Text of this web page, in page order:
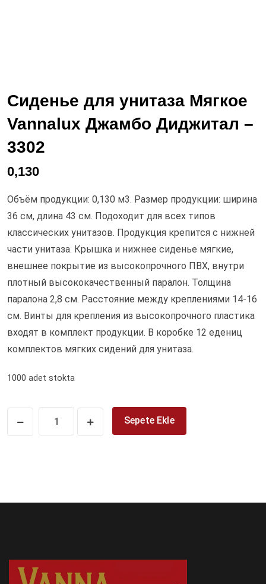
Сиденье для унитаза Мягкое
Vannalux Джамбо Диджитал –
3302
0,130
Объём продукции: 0,130 м3. Размер продукции: ширина
36 см, длина 43 см. Подоходит для всех типов
классических унитазов. Продукция крепится с нижней
части унитаза. Крышка и нижнее сиденье мягкие,
внешнее покрытие из высокопрочного ПВХ, внутри
плотный высококачественный паралон. Толщина
паралона 2,8 см. Расстояние между креплениями 14-16
см. Винты для крепления из высокопрочного пластика
входят в комплект продукции. В коробке 12 едениц
комплектов мягких сидений для унитаза.
1000 adet stokta
Sepete Ekle